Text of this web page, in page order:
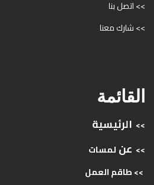
>> اتصل بنا
>> شارك معنا
القائمة
>> الرئيسية
>> عن لمسات
>> طاقمالعمل